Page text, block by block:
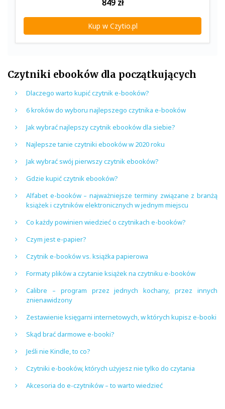
849zł
Kup w Czytio.pl
Czytniki ebooków dla początkujących
Dlaczego warto kupić czytnik e-booków?
6 kroków do wyboru najlepszego czytnika e-booków
Jak wybrać najlepszy czytnik ebooków dla siebie?
Najlepsze tanie czytniki ebooków w 2020 roku
Jak wybrać swój pierwszy czytnik ebooków?
Gdzie kupić czytnik ebooków?
Alfabet e-booków – najważniejsze terminy związane z branżą
książek i czytników elektronicznych w jednym miejscu
Co każdy powinien wiedzieć o czytnikach e-booków?
Czym jest e-papier?
Czytnik e-booków vs. książka papierowa
Formaty plików a czytanie książek na czytniku e-booków
Calibre – program przez jednych kochany, przez innych
znienawidzony
Zestawienie księgarni internetowych, w których kupisz e-booki
Skąd brać darmowe e-booki?
Jeśli nie Kindle, to co?
Czytniki e-booków, których użyjesz nie tylko do czytania
Akcesoria do e-czytników – to warto wiedzieć